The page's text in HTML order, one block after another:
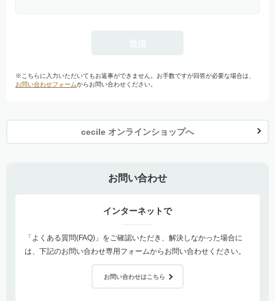
※こちらに入力いただいてもお返事ができません。お手数ですが回答が必要な場合は、
お問い合わせフォームからお問い合わせください。
cecile オンラインショップへ
お問い合わせ
インターネットで
「よくある質問(FAQ)」をご確認いただき、解決しなかった場合に
は、下記のお問い合わせ専用フォームからお問い合わせください。
お問い合わせはこちら